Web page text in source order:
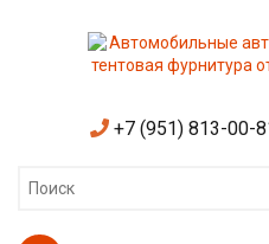
+7 (951) 813-00-